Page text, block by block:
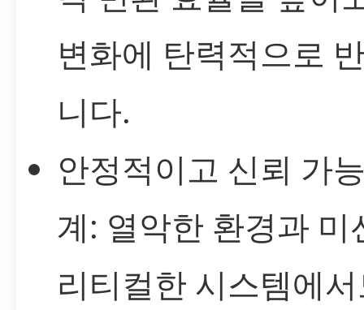
변화에 탄력적으로
니다.
안정적이고 신뢰 가
계: 열악한 환경과 미
리티컬한 시스템에